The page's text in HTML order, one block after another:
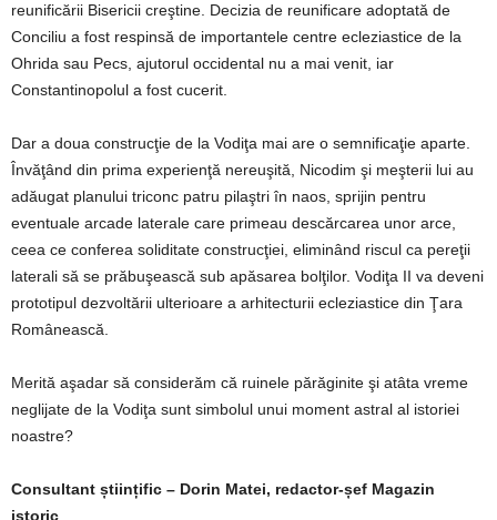
reunificării Bisericii creştine. Decizia de reunificare adoptată de
Conciliu a fost respinsă de importantele centre ecleziastice de la
Ohrida sau Pecs, ajutorul occidental nu a mai venit, iar
Constantinopolul a fost cucerit.
Dar a doua construcţie de la Vodiţa mai are o semnificaţie aparte.
Învăţând din prima experienţă nereuşită, Nicodim şi meşterii lui au
adăugat planului triconc patru pilaştri în naos, sprijin pentru
eventuale arcade laterale care primeau descărcarea unor arce,
ceea ce conferea soliditate construcţiei, eliminând riscul ca pereţii
laterali să se prăbuşească sub apăsarea bolţilor. Vodiţa II va deveni
prototipul dezvoltării ulterioare a arhitecturii ecleziastice din Ţara
Românească.
Merită aşadar să considerăm că ruinele părăginite şi atâta vreme
neglijate de la Vodiţa sunt simbolul unui moment astral al istoriei
noastre?
Consultant științific – Dorin Matei, redactor-șef Magazin
istoric